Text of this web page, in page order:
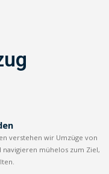
verstehen wir Umzüge von
navigieren mühelos zum Ziel,